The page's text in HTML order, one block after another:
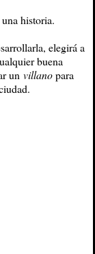
historia.
elegirá a
buena
un villanopara